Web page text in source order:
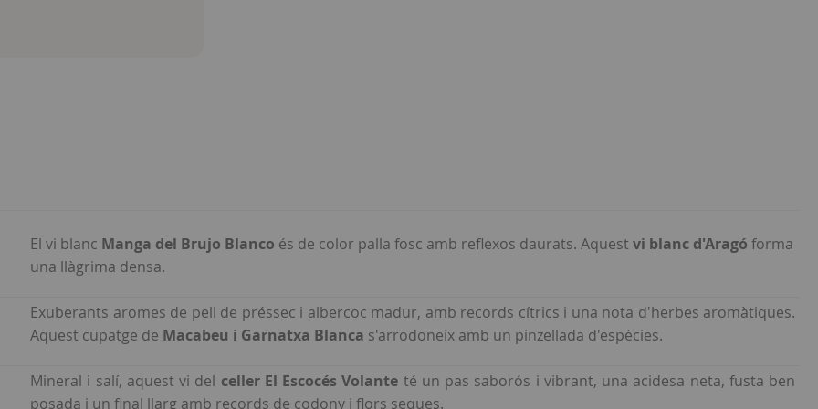
El vi blanc Manga del Brujo Blanco és de color palla fosc amb reflexos daurats. Aquest vi blanc d'Aragó forma
una llàgrima densa.
Exuberants aromes de pell de préssec i albercoc madur, amb records cítrics i una nota d'herbes aromàtiques.
Aquest cupatge de Macabeu i Garnatxa Blanca s'arrodoneix amb un pinzellada d'espècies.
Mineral i salí, aquest vi del celler El Escocés Volante té un pas saborós i vibrant, una acidesa neta, fusta ben
posada i un final llarg amb records de codony i flors seques.